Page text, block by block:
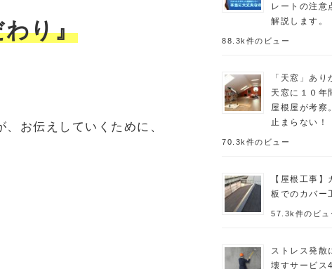
わり』
お伝えしていくために、
レートの注意
解説します。
88.3k件のビュー
「天窓」あ
天窓に１０年
屋根屋が考察
止まらない！
70.3k件のビュー
【屋根工事
板でのカバー
57.3k件のビュ
ストレス発散
壊すサービス